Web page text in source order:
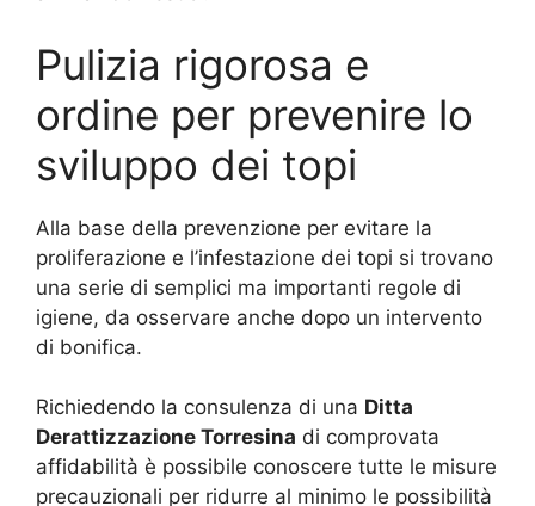
Pulizia rigorosa e
ordine per prevenire lo
sviluppo dei topi
Alla base della prevenzione per evitare la
proliferazione e l’infestazione dei topi si trovano
una serie di semplici ma importanti regole di
igiene, da osservare anche dopo un intervento
di bonifica.
Richiedendo la consulenza di una Ditta
Derattizzazione Torresina di comprovata
affidabilità è possibile conoscere tutte le misure
precauzionali per ridurre al minimo le possibilità